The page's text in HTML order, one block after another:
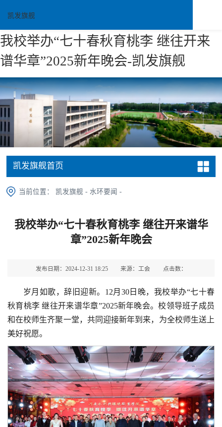
我校举办“七十春秋育桃李 继往开来
谱华章”2025新年晚会-凯发旗舰
凯发旗舰
凯发旗舰首页
当前位置： 凯发旗舰 - 水环要闻 -
我校举办“七十春秋育桃李 继往开来谱华
章”2025新年晚会
发布日期：2024-12-31 18:25 来源：工会 点击数：
岁月如歌，辞旧迎新。12月30日晚，我校举办“七十春
秋育桃李 继往开来谱华章”2025新年晚会。校领导班子成员
和在校师生齐聚一堂，共同迎接新年到来，为全校师生送上
美好祝愿。